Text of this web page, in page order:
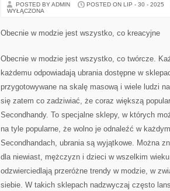
POSTED BY ADMIN POSTED ON LIP - 30 - 2025
WYŁĄCZONA
Obecnie w modzie jest wszystko, co kreacyjne
Obecnie w modzie jest wszystko, co twórcze.
każdemu odpowiadają ubrania dostępne w
przygotowywane na skalę masową i wiele ludzi
się zatem co zadziwiać, że coraz większą
Secondhandy. To specjalne sklepy, w których
na tyle popularne, że wolno je odnaleźć w
Secondhandach, ubrania są wyjątkowe. Można
dla niewiast, mężczyzn i dzieci w wszelkim
odzwierciedlają przeróżne trendy w modzie, w
siebie. W takich sklepach nadzwyczaj często